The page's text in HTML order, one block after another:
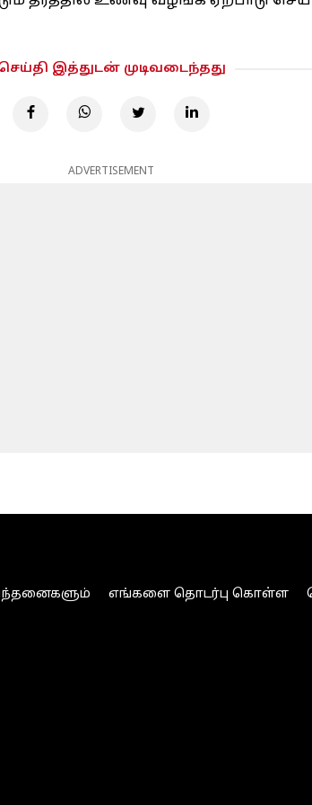
இத்துடன் முடிவடைந்தது
ADVERTISEMENT
எங்களை தொடர்பு கொள்ள